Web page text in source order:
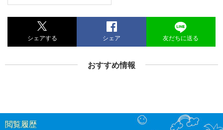
シェアする シェア 友だちに送る
おすすめ情報
閲覧履歴